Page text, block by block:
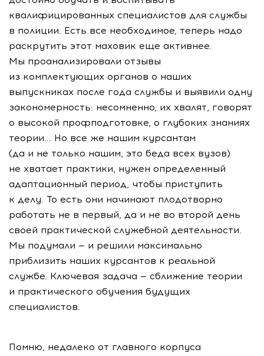
квалифицированных специалистов для службы
в полиции. Есть все необходимое, теперь надо
раскрутить этот маховик еще активнее.
Мы проанализировали отзывы
из комплектующих органов о наших
выпускниках после года службы и выявили одну
закономерность: несомненно, их хвалят, говорят
о высокой профподготовке, о глубоких знаниях
теории... Но все же нашим курсантам
(да и не только нашим, это беда всех вузов)
не хватает практики, нужен определенный
адаптационный период, чтобы приступить
к делу. То есть они начинают плодотворно
работать не в первый, да и не во второй день
своей практической служебной деятельности.
Мы подумали — и решили максимально
приблизить наших курсантов к реальной
службе. Ключевая задача — сближение теории
и практического обучения будущих
специалистов.
Помню, недалеко от главного корпуса